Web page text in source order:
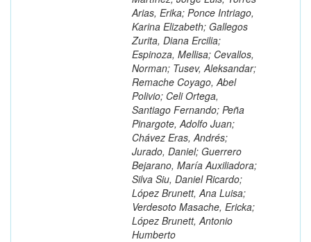
Arias, Erika; Ponce Intriago,
Karina Elizabeth; Gallegos
Zurita, Diana Ercilia;
Espinoza, Mellisa; Cevallos,
Norman; Tusev, Aleksandar;
Remache Coyago, Abel
Polivio; Celi Ortega,
Santiago Fernando; Peña
Pinargote, Adolfo Juan;
Chávez Eras, Andrés;
Jurado, Daniel; Guerrero
Bejarano, María Auxiliadora;
Silva Siu, Daniel Ricardo;
López Brunett, Ana Luisa;
Verdesoto Masache, Ericka;
López Brunett, Antonio
Humberto